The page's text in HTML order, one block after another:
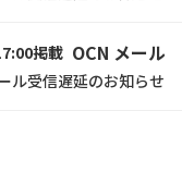
掲載 OCN メール
ル受信遅延のお知らせ